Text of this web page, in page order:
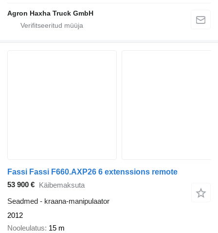
Agron Haxha Truck GmbH
Fassi Fassi F660.AXP26 6 extenssions remote
53 900 € Käibemaksuta
Seadmed - kraana-manipulaator
2012
Nooleulatus 15 m